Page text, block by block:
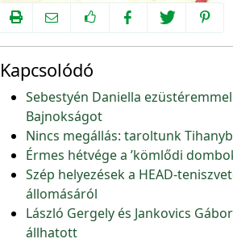
Kapcsolódó
Sebestyén Daniella
Bajnokságot
Nincs megállás: taroltunk
Érmes hétvége a ’kömlődi
Szép helyezések a HEAD-
állomásáról
László Gergely és Jankovics
állhatott